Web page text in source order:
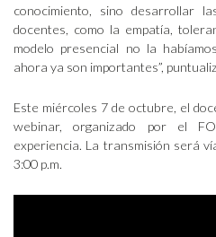
conocimiento, sino desarrollar
docentes, como la empatía,
modelo presencial no la
ahora ya son importantes”,
Este miércoles 7 de octubre, el
webinar, organizado por el
experiencia. La transmisión será
3:00 p.m.